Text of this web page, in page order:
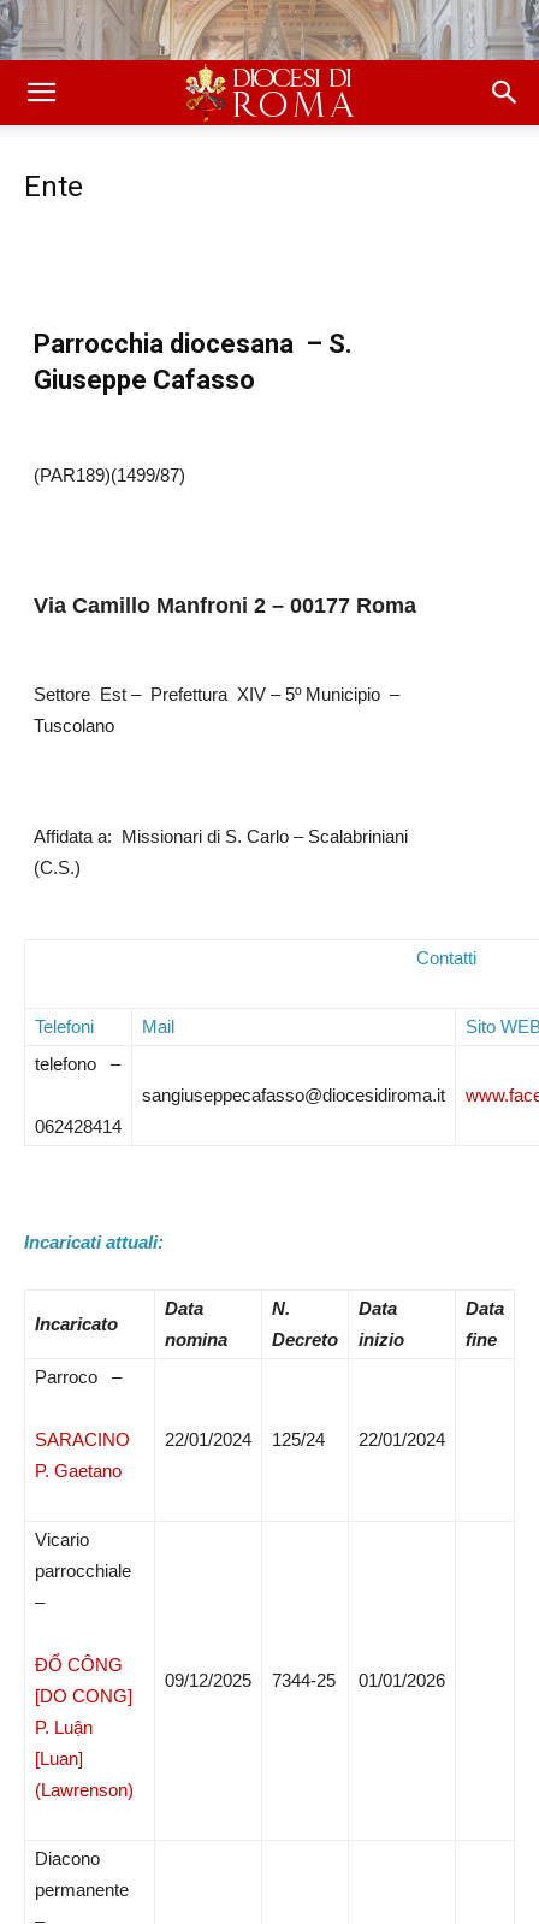
Ente
Parrocchia diocesana – S.
Giuseppe Cafasso
(PAR189)(1499/87)
Via Camillo Manfroni 2 – 00177 Roma
Settore Est – Prefettura XIV – 5º Municipio –
Tuscolano
Affidata a: Missionari di S. Carlo – Scalabriniani
(C.S.)
Contatti
Telefoni Mail
Sito
telefono –
062428414
sangiuseppecafasso@diocesidiroma.it
Incaricati attuali:
Incaricato
Data
nomina
N.
Decreto
Data
inizio
Data
fine
Parroco –
SARACINO
P. Gaetano
22/01/2024 125/24 22/01/2024
Vicario
parrocchiale
–
ĐỔ CÔNG
[DO CONG]
P. Luận
[Luan]
(Lawrenson)
09/12/2025 7344-25 01/01/2026
Diacono
permanente